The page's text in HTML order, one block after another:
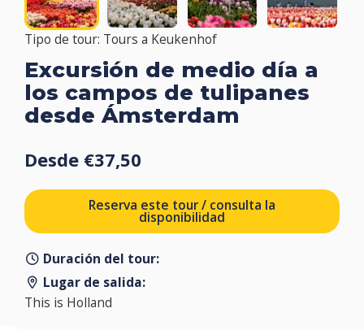
Tipo de tour: Tours a Keukenhof
Excursión de medio día a
los campos de tulipanes
desde Ámsterdam
Desde €37,50
Reserva este tour / consulta la
disponibilidad
Duración del tour:
Lugar de salida:
This is Holland